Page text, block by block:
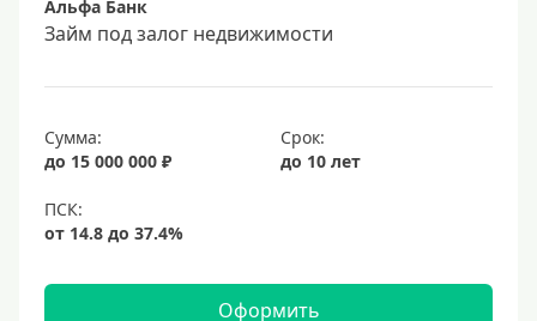
17%
20%
Сумма
Альфа Банк
Займ под залог недвижимости
Сумма:
до 15 000 000 ₽
Срок:
до 10 лет
Оформить